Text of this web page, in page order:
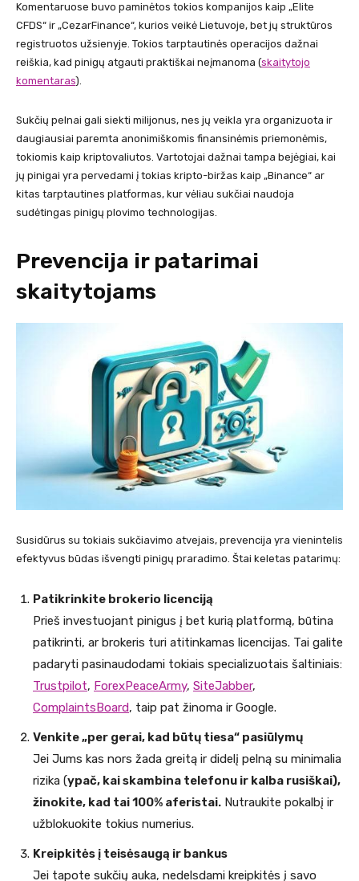
Komentaruose buvo paminėtos tokios kompanijos kaip „Elite
CFDS“ ir „CezarFinance“, kurios veikė Lietuvoje, bet jų struktūros
registruotos užsienyje. Tokios tarptautinės operacijos dažnai
reiškia, kad pinigų atgauti praktiškai neįmanoma​ ​ (skaitytojo
komentaras).
Sukčių pelnai gali siekti milijonus, nes jų veikla yra organizuota ir
daugiausiai paremta anonimiškomis finansinėmis priemonėmis,
tokiomis kaip kriptovaliutos. Vartotojai dažnai tampa bejėgiai, kai
jų pinigai yra pervedami į tokias kripto-biržas kaip „Binance“ ar
kitas tarptautines platformas, kur vėliau sukčiai naudoja
sudėtingas pinigų plovimo technologijas.
Prevencija ir patarimai
skaitytojams
Susidūrus su tokiais sukčiavimo atvejais, prevencija yra vienintelis
efektyvus būdas išvengti pinigų praradimo. Štai keletas patarimų:
Patikrinkite brokerio licenciją
Prieš investuojant pinigus į bet kurią platformą, būtina
patikrinti, ar brokeris turi atitinkamas licencijas. Tai galite
padaryti pasinaudodami tokiais specializuotais šaltiniais:
Trustpilot, ForexPeaceArmy, SiteJabber,
ComplaintsBoard, taip pat žinoma ir Google.
Venkite „per gerai, kad būtų tiesa“ pasiūlymų
Jei Jums kas nors žada greitą ir didelį pelną su minimalia
rizika (ypač, kai skambina telefonu ir kalba rusiškai),
žinokite, kad tai 100% aferistai. Nutraukite pokalbį ir
užblokuokite tokius numerius.
Kreipkitės į teisėsaugą ir bankus
Jei tapote sukčių auka, nedelsdami kreipkitės į savo